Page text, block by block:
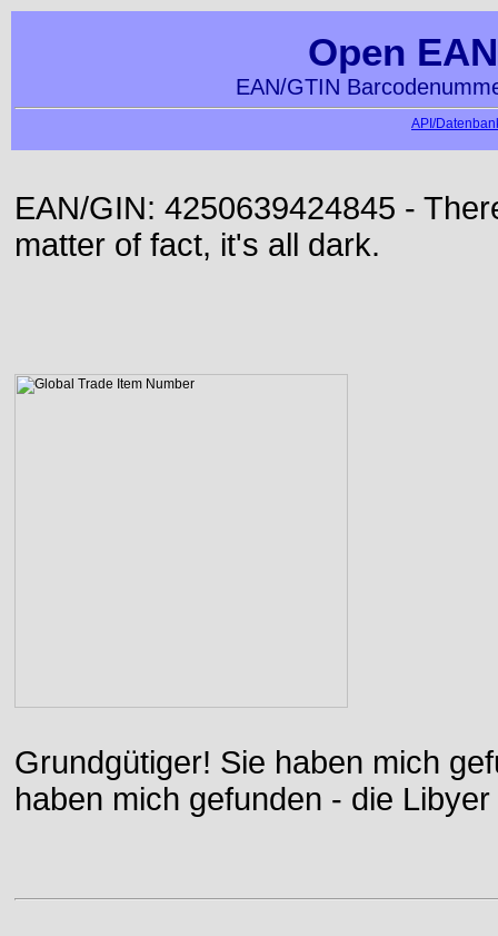
Open
EAN/GTIN
API/
EAN/GIN: 4250639424845 -
matter of fact, it's all dark.
Grundgütiger! Sie haben mich
haben mich gefunden - die